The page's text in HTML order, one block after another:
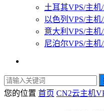
土耳其VPS/主机
以色列VPS/主机
意大利VPS/主机
尼泊尔VPS/主机
您的位置 首页 CN2云主机